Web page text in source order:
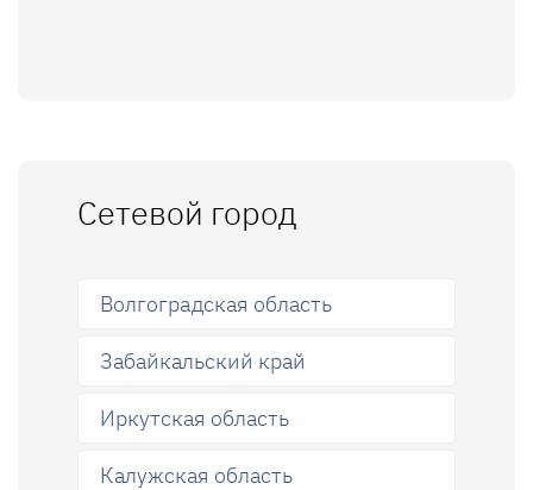
Сетевой город
Волгоградская область
Забайкальский край
Иркутская область
Калужская область